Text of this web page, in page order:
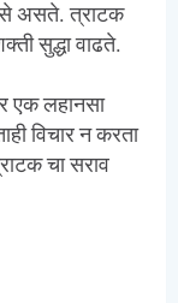
असते. त्राटक
सुद्धा वाढते.
एक लहानसा
विचार न करता
चा सराव